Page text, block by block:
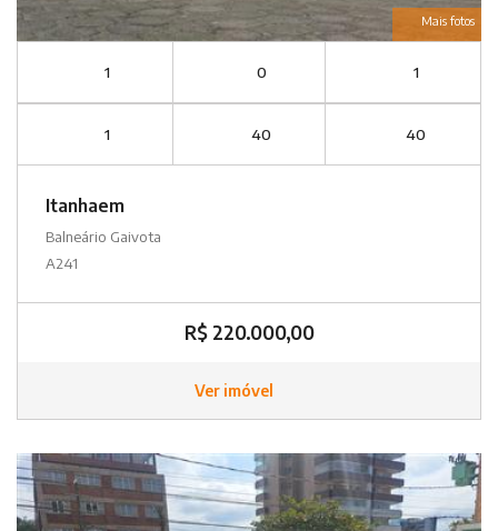
Mais fotos
1 0 1
1 40 40
Itanhaem
Balneário Gaivota
A241
R$ 220.000,00
Ver imóvel